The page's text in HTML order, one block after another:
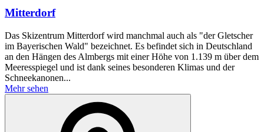
Mitterdorf
Das Skizentrum Mitterdorf wird manchmal auch als "der Gletscher
im Bayerischen Wald" bezeichnet. Es befindet sich in Deutschland
an den Hängen des Almbergs mit einer Höhe von 1.139 m über dem
Meeresspiegel und ist dank seines besonderen Klimas und der
Schneekanonen...
Mehr sehen